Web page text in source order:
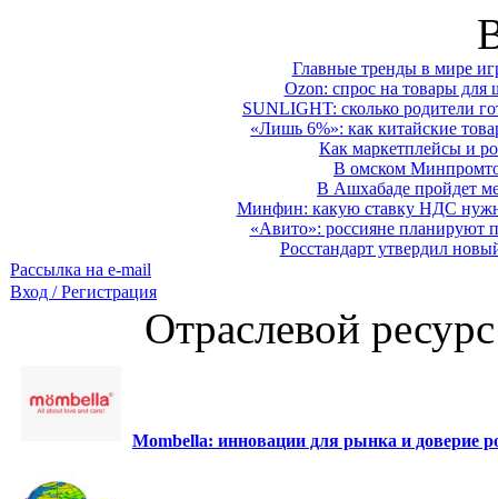
Главные тренды в мире
Ozon: спрос на товары для
SUNLIGHT: сколько родители
«Лишь 6%»: как китайские
Как маркетплейсы и
В омском
В Ашхабаде пройдет
Минфин: какую ставку НДС
«Авито»: россияне планируют
Росстандарт утвердил
Рассылка на e-mail
Вход / Регистрация
Отраслевой
Mombella: инновации для рынка и доверие